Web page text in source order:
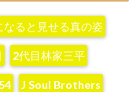
なると見せる真の姿
2代目林家三平
J Soul Brothers